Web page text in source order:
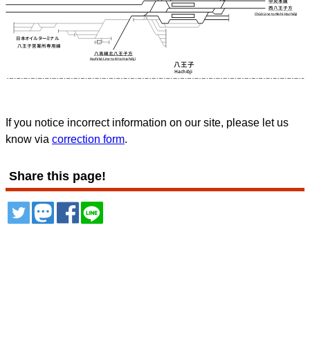
If you notice incorrect information on our site, please let us
know via correction form.
Share this page!
ツイートトゥート
シェア